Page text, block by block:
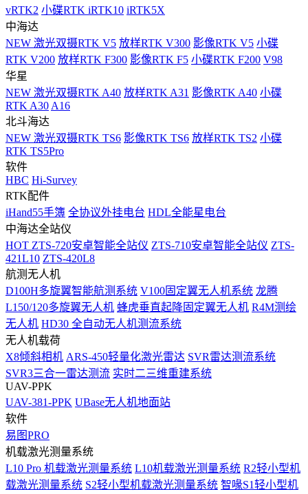
vRTK2 小碟RTK iRTK10 iRTK5X
中海达
NEW 激光双摄RTK V5 放样RTK V300 影像RTK V5 小碟
RTK V200 放样RTK F300 影像RTK F5 小碟RTK F200 V98
华星
NEW 激光双摄RTK A40 放样RTK A31 影像RTK A40 小碟
RTK A30 A16
北斗海达
NEW 激光双摄RTK TS6 影像RTK TS6 放样RTK TS2 小碟
RTK TS5Pro
软件
HBC Hi-Survey
RTK配件
iHand55手簿 全协议外挂电台 HDL全能星电台
中海达全站仪
HOT ZTS-720安卓智能全站仪 ZTS-710安卓智能全站仪 ZTS-
421L10 ZTS-420L8
航测无人机
D100H多旋翼智能航测系统 V100固定翼无人机系统 龙腾
L150/120多旋翼无人机 蜂虎垂直起降固定翼无人机 R4M测绘
无人机 HD30 全自动无人机测流系统
无人机载荷
X8倾斜相机 ARS-450轻量化激光雷达 SVR雷达测流系统
SVR3三合一雷达测流 实时二三维重建系统
UAV-PPK
UAV-381-PPK UBase无人机地面站
软件
易图PRO
机载激光测量系统
L10 Pro 机载激光测量系统 L10机载激光测量系统 R2轻小型机
载激光测量系统 S2轻小型机载激光测量系统 智喙S1轻小型机